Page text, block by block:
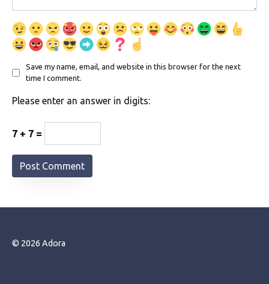
Save my name, email, and website in this browser for the next
time I comment.
Please enter an answer in digits:
7 + 7 =
© 2026 Adora